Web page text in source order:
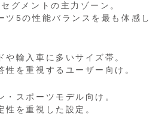
グメントの主力ゾーン。
ツ5の性能バランスを最も体感し
や輸入車に多いサイズ帯。
性を重視するユーザー向け。
・スポーツモデル向け。
性を重視した設定。